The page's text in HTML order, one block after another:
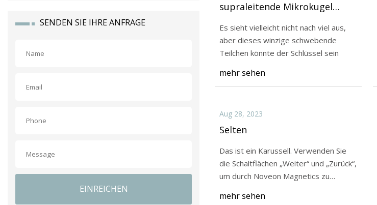
SENDEN SIE IHRE ANFRAGE
EINREICHEN
supraleitende Mikrokugel
schwebend und stabil
Es sieht vielleicht nicht nach viel aus,
aber dieses winzige schwebende
Teilchen könnte der Schlüssel sein
mehr sehen
Aug 28, 2023
Selten
Das ist ein Karussell. Verwenden Sie
die Schaltflächen „Weiter“ und „Zurück“,
um durch Noveon Magnetics zu
mehr sehen